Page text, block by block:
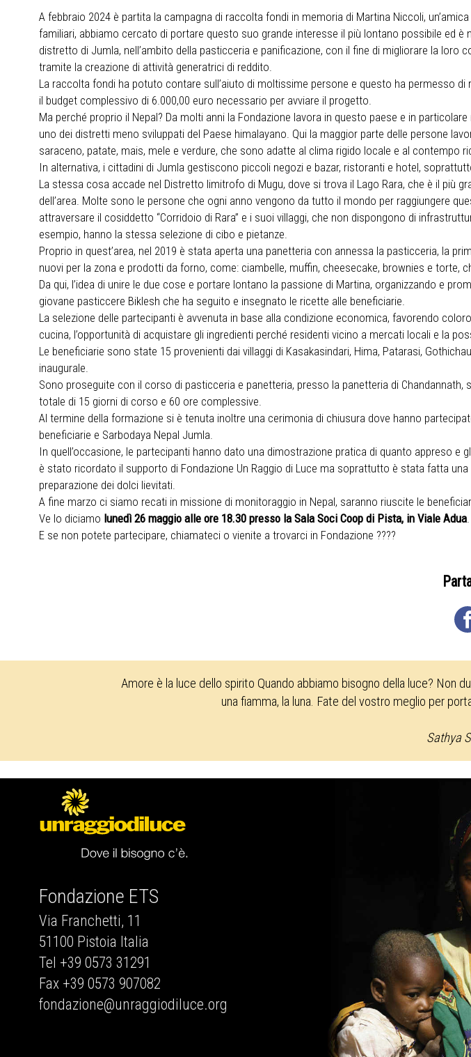
A febbraio 2024 è partita la campagna di raccolta fondi in memoria di Martina Niccoli,
familiari, abbiamo cercato di portare questo suo grande interesse il più lontano possibile ed
distretto di Jumla, nell’ambito della pasticceria e panificazione, con il fine di migliorare la loro
tramite la creazione di attività generatrici di reddito.
La raccolta fondi ha potuto contare sull’aiuto di moltissime persone e questo ha permesso
il budget complessivo di 6.000,00 euro necessario per avviare il progetto.
Ma perché proprio il Nepal? Da molti anni la Fondazione lavora in questo paese e in
uno dei distretti meno sviluppati del Paese himalayano. Qui la maggior parte delle persone
saraceno, patate, mais, mele e verdure, che sono adatte al clima rigido locale e al contempo
In alternativa, i cittadini di Jumla gestiscono piccoli negozi e bazar, ristoranti e hotel,
La stessa cosa accade nel Distretto limitrofo di Mugu, dove si trova il Lago Rara, che è il più
dell’area. Molte sono le persone che ogni anno vengono da tutto il mondo per raggiungere
attraversare il cosiddetto “Corridoio di Rara” e i suoi villaggi, che non dispongono di
esempio, hanno la stessa selezione
Proprio in quest’area, nel 2019 è stata aperta una panetteria con annessa la pasticceria, la
nuovi per la zona e prodotti da forno, come: ciambelle, muffin, cheesecake, brownies e
Da qui, l’idea di unire le due cose e portare lontano la passione di Martina, organizzando e
giovane pasticcere Biklesh che ha seguito e insegnato le ricette alle beneficiarie.
La selezione delle partecipanti è avvenuta in base alla condizione economica, favorendo
cucina, l’opportunità di acquistare gli ingredienti perché residenti vicino a mercati locali e la
Le beneficiarie sono state 15 provenienti dai villaggi di Kasakasindari, Hima, Patarasi,
inaugurale.
Sono proseguite con il corso di pasticceria e panetteria, presso la panetteria di
totale di 15 giorni di corso e 60 ore complessive.
Al termine della formazione si è tenuta inoltre una cerimonia di chiusura dove hanno
beneficiarie e Sarbodaya Nepal Jumla.
In quell’occasione, le partecipanti hanno dato una dimostrazione pratica di quanto appreso
è stato ricordato il supporto di Fondazione Un Raggio di Luce ma soprattutto è stata fatta
preparazione dei dolci lievitati.
A fine marzo ci siamo recati in missione di monitoraggio in Nepal, saranno riuscite le
Ve lo diciamo lunedì 26 maggio alle ore 18.30 presso la Sala Soci Coop di Pista, in Viale Adua.
E se non potete partecipare, chiamateci o vienite a trovarci in Fondazione ????
Amore è la luce dello spirito Quando abbiamo bisogno della luce? Non
una fiamma, la luna. Fate del vostro meglio per
Sathya
Fondazione ETS
Via Franchetti, 11
51100 Pistoia Italia
Tel +39 0573 31291
Fax +39 0573 907082
fondazione@unraggiodiluce.org